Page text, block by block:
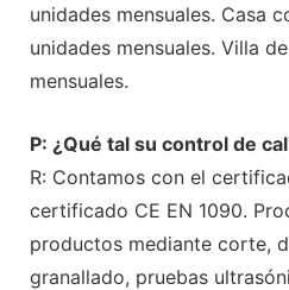
unidades mensuales. Casa
unidades mensuales. Villa
mensuales.
P: ¿Qué tal su control de
R: Contamos con el
certificado CE EN 1090.
productos mediante corte,
granallado, pruebas